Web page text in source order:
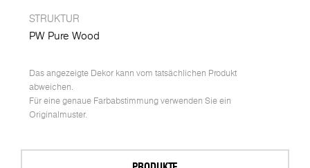
STRUKTUR
PW Pure Wood
Das angezeigte Dekor kann vom tatsächlichen Produkt
abweichen.
Für eine genaue Farbabstimmung verwenden Sie ein
Originalmuster.